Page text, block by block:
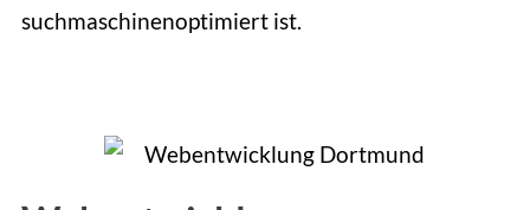
suchmaschinenoptimiert ist.